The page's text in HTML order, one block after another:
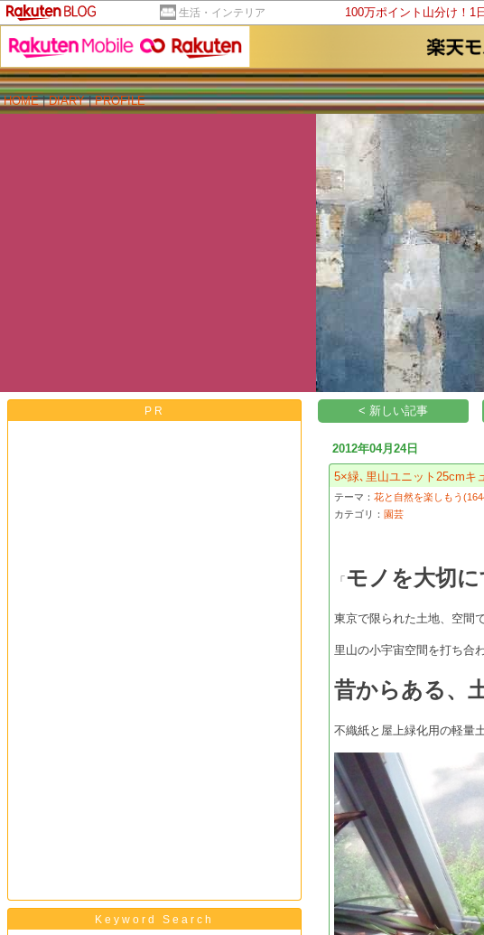
生活・インテリア 100万ポイント山分け！1
HOME|DIARY|PROFILE
PR
Keyword Search
< 新しい記事
2012年04月24日
5×緑､里山ユニット25cmキ
テーマ：花と自然を楽しもう
カテゴリ：園芸
「 モノを大切
東京で限られた土地、空間
里山の小宇宙空間を打ち合
昔からある、
不織紙と屋上緑化用の軽量